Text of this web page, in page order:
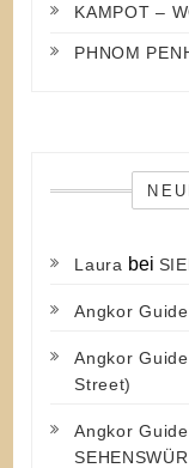
KAMPOT –
PHNOM
Laura bei
Angkor Guide
Angkor Guide
Street)
Angkor Guide